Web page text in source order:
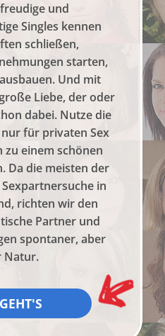
und
Singles kennen
schließen,
starten,
Und mit
Liebe, der oder
dabei. Nutze die
für privaten Sex
zu einem schönen
Da die meisten der
in
richten wir den
Partner und
spontaner, aber
Natur.